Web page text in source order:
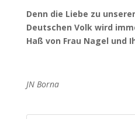
Denn die Liebe zu
Deutschen Volk wird
Haß von Frau Nagel und
JN Borna